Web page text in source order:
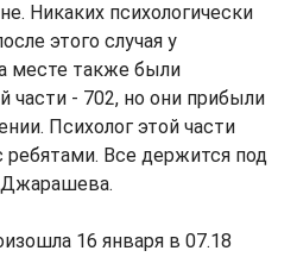
Никаких психологически
этого случая у
месте также были
части - 702, но они прибыли
Психолог этой части
ребятами. Все держится под
Джарашева.
16 января в 07.18